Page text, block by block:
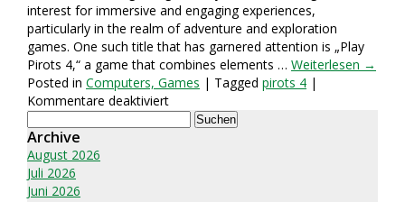
interest for immersive and engaging experiences,
particularly in the realm of adventure and exploration
games. One such title that has garnered attention is „Play
Pirots 4,“ a game that combines elements … Weiterlesen →
Posted in Computers, Games | Tagged pirots 4 |
Kommentare deaktiviertfür
Exploring
Suchen
nach:
Archive
August 2026
Juli 2026
Juni 2026